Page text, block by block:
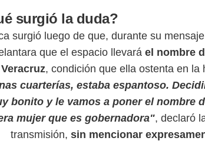
surgió la duda?
surgió luego de que, durante su
que el espacio llevará el nombre
, condición que ella ostenta en la
cuarterías, estaba espantoso.
bonito y le vamos a poner el nombre
mujer que es gobernadora", declaró
transmisión,sin mencionar